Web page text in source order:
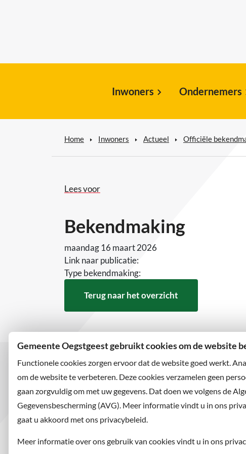
Gemeente Oegstgeest gebruikt cookies om de website
Functionele cookies zorgen ervoor dat de website goed werkt.
om de website te verbeteren. Deze cookies verzamelen geen
gaan zorgvuldig om met uw gegevens. Dat doen we volgens de
Gegevensbescherming (AVG). Meer informatie vindt u in ons
gaat u akkoord met ons privacybeleid.
Meer informatie over ons gebruik van cookies vindt u in ons
Inwoners Ondernemers
Home Inwoners Actueel Officiële
Lees voor
Bekendmaking
maandag 16 maart 2026
Link naar publicatie:
Type bekendmaking:
Terug naar het overzicht
Bezoekadres
Rhijngeesterstraatweg 13
2342 AN Oegstgeest
Wilt u
Abonneer u